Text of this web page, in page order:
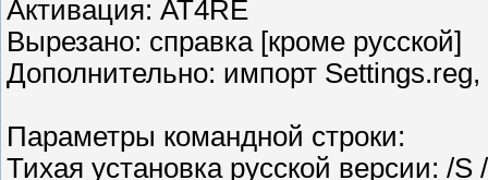
Активация: AT4RE
Вырезано: справка [кроме русской]
Дополнительно: импорт
Параметры командной строки:
Тихая установка русской версии: /S